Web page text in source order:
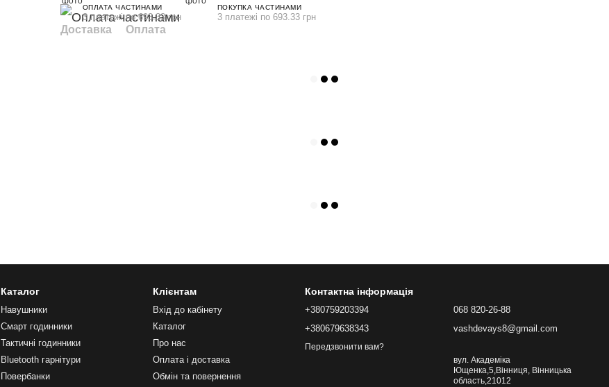
ОПЛАТА ЧАСТИНАМИ
3 платежі по 693.33 грн
ПОКУПКА ЧАСТИНАМИ
3 платежі по 693.33 грн
Доставка Оплата
Каталог
Навушники
Смарт годинники
Тактичні годинники
Bluetooth гарнітури
Повербанки
Клієнтам
Вхід до кабінету
Каталог
Про нас
Оплата і доставка
Обмін та повернення
Контактна інформація
+380759203394
+380679638343
Передзвонити вам?
068 820-26-88
vashdevays8@gmail.com
вул. Академіка
Ющенка,5,Вінниця, Вінницька
область,21012